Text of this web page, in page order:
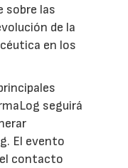
sobre las
de la
en los
seguirá
El evento
contacto